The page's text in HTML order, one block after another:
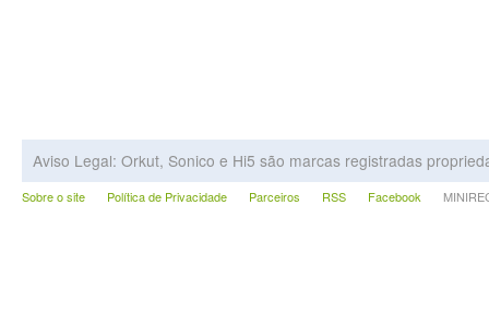
Aviso Legal: Orkut, Sonico e Hi5 são marcas registradas
Sobre o site Política de Privacidade Parceiros RSS Facebook